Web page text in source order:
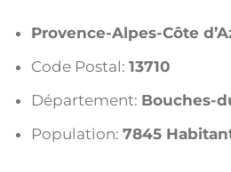
Provence-Alpes-Côte
Code Postal:13710
Département: Bouches-
Population:7845